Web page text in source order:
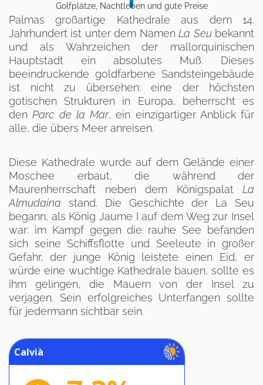
Golfplätze, Nachtleben und gute Preise
Palmas großartige Kathedrale aus dem 14.
Jahrhundert ist unter dem NamenLa Seubekannt
und als Wahrzeichen der mallorquinischen
Hauptstadt ein absolutes Muß. Dieses
beeindruckende goldfarbene Sandsteingebäude
ist nicht zu übersehen: eine der höchsten
gotischen Strukturen in Europa, beherrscht es
denParc de la Mar, ein einzigartiger Anblick für
alle, die übers Meer anreisen.
Diese Kathedrale wurde auf dem Gelände einer
Moschee erbaut, die während der
Maurenherrschaft neben dem Königspalat La
Almudaina stand. Die Geschichte der La Seu
begann, als König Jaume I auf dem Weg zur Insel
war: im Kampf gegen die rauhe See befanden
sich seine Schiffsflotte und Seeleute in großer
Gefahr, der junge König leistete einen Eid, er
würde eine wuchtige Kathedrale bauen, sollte es
ihm gelingen, die Mauern von der Insel zu
verjagen. Sein erfolgreiches Unterfangen sollte
für jedermann sichtbar sein.
Calvià